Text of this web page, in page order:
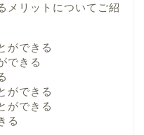
メリットについてご紹
ができる
できる
ができる
ができる
る